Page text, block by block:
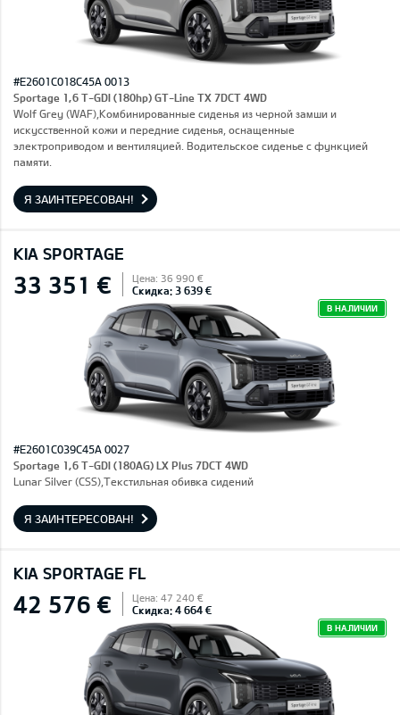
#E2601C018C45A 0013
Sportage 1,6 T-GDI (180hp) GT-Line TX 7DCT 4WD
Wolf Grey (WAF),Комбинированные сиденья из черной замши и
искусственной кожи и передние сиденья, оснащенные
электроприводом и вентиляцией. Водительское сиденье с функцией
памяти.
Я ЗАИНТЕРЕСОВАН!
KIA SPORTAGE
33 351 € Цена: 36 990 €
Скидка: 3 639 €
В НАЛИЧИИ
#E2601C039C45A 0027
Sportage 1,6 T-GDI (180AG) LX Plus 7DCT 4WD
Lunar Silver (CSS),Текстильная обивка сидений
Я ЗАИНТЕРЕСОВАН!
KIA SPORTAGE FL
42 576 € Цена: 47 240 €
Скидка: 4 664 €
В НАЛИЧИИ